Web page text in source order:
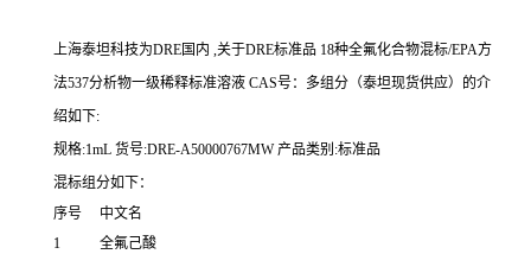
上海泰坦科技为DRE国内 ,关于DRE标准品 18种全氟化合物混标/EPA方
法537分析物一级稀释标准溶液 CAS号：多组分（泰坦现货供应）的介
绍如下:
规格:1mL 货号:DRE-A50000767MW 产品类别:标准品
混标组分如下：
序号
中文名
1
全氟己酸